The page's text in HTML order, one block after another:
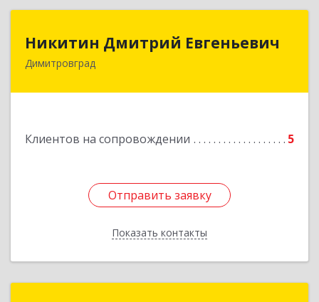
Никитин Дмитрий Евгеньевич
Димитровград
Клиентов на сопровождении 5
Отправить заявку
Показать контакты
Никитин Дмитрий Евгеньевич
Отправить заявку
Назад